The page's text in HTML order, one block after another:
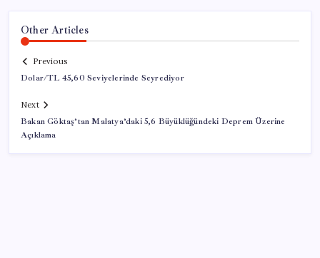
Other Articles
Previous
Dolar/TL 45,60 Seviyelerinde Seyrediyor
Next
Bakan Göktaş’tan Malatya’daki 5,6 Büyüklüğündeki Deprem Üzerine
Açıklama